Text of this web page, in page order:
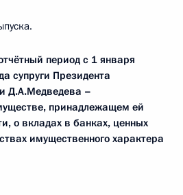
период с 1 января
супруги Президента
Д.А.Медведева –
принадлежащем ей
о вкладах в банках, ценных
имущественного характера